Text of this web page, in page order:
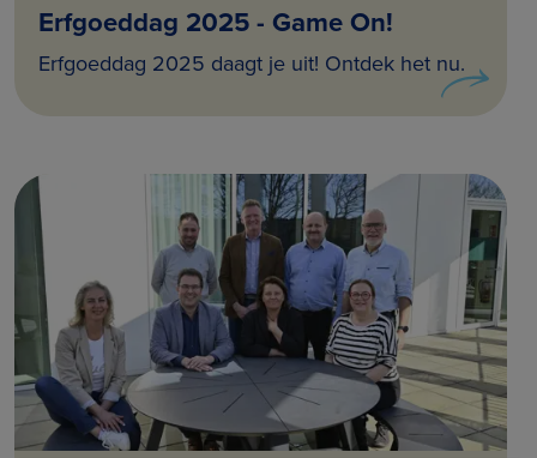
Erfgoeddag 2025 - Game On!
Erfgoeddag 2025 daagt je uit! Ontdek het nu.